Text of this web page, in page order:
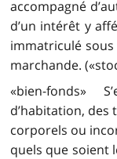
accompagné
d’un intérêt y
immatriculé
marchande.
«bien-fonds»
d’habitation, des
corporels ou
quels que soient